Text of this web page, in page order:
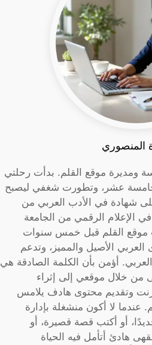
المنصوري
ومديرة موقع القلم. بدأت رحلتي
عشر، وتطورت شغفي ليصبح
شهادة في الأدب العربي من
الإعلام الرقمي من الجامعة
موقع القلم قبل خمس سنوات
الأصيل والمميز، وتدعم
أؤمن بأن الكلمة الصادقة هي
من خلال موقعي إلى إثراء
وتقديم محتوى هادف يلامس
عندما لا أكون منشغلة بإدارة
أو أكتب قصة قصيرة، أو
هادئ أتأمل فيه الحياة